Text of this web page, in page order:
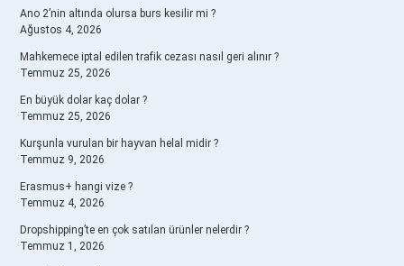
Ano 2’nin altında olursa burs kesilir mi ?
Ağustos 4, 2026
Mahkemece iptal edilen trafik cezası nasıl geri alınır ?
Temmuz 25, 2026
En büyük dolar kaç dolar ?
Temmuz 25, 2026
Kurşunla vurulan bir hayvan helal midir ?
Temmuz 9, 2026
Erasmus+ hangi vize ?
Temmuz 4, 2026
Dropshipping’te en çok satılan ürünler nelerdir ?
Temmuz 1, 2026